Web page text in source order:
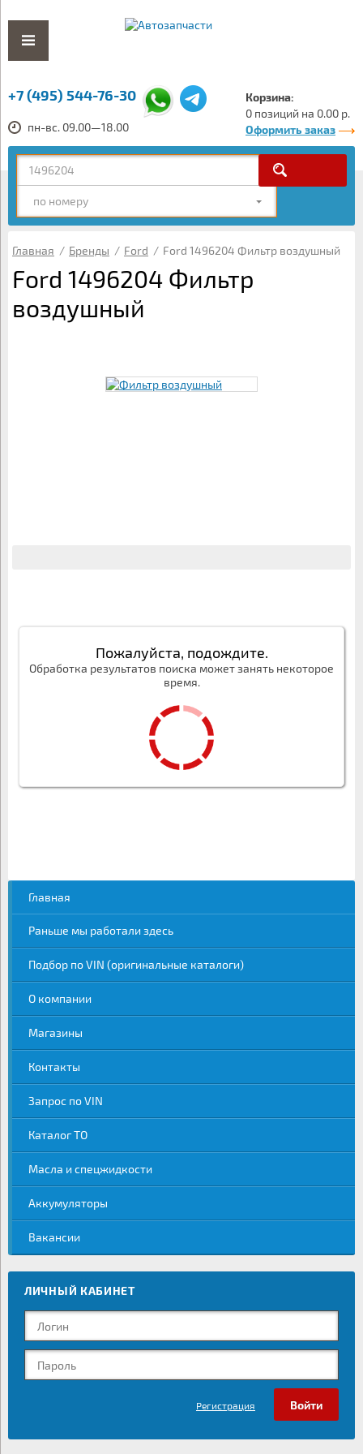
+7 (495) 544-76-30
пн-вс. 09.00—18.00
Корзина:
0 позиций на 0.00 р.
Оформить заказ
по номеру
Главная / Бренды / Ford / Ford 1496204 Фильтр воздушный
Ford 1496204 Фильтр
воздушный
Пожалуйста, подождите.
Обработка результатов поиска может занять некоторое
время.
Главная
Раньше мы работали здесь
Подбор по VIN (оригинальные каталоги)
О компании
Магазины
Контакты
Запрос по VIN
Каталог ТО
Масла и спецжидкости
Аккумуляторы
Вакансии
ЛИЧНЫЙ КАБИНЕТ
Регистрация